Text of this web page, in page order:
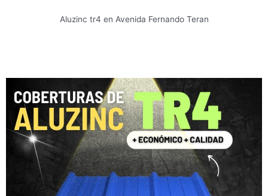
Aluzinc tr4 en Avenida Fernando Teran